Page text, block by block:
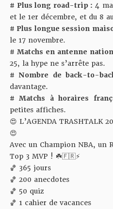
# Plus long road-trip : 4
et le 1er décembre, et du 8
# Plus longue session
le 17 novembre.
# Matchs en antenne
25, la hype ne s’arrête pas.
# Nombre de back-to-
davantage.
#Matchs àhoraires
petites affiches.
😍 L’AGENDA TRASHTALK
😍
Avec un Champion NBA, un
Top 3 MVP ! ☘️🇫🇷⚡️
🏀 365 jours
🏀 200 anecdotes
🏀 50 quiz
🏀 1 cahier de vacances